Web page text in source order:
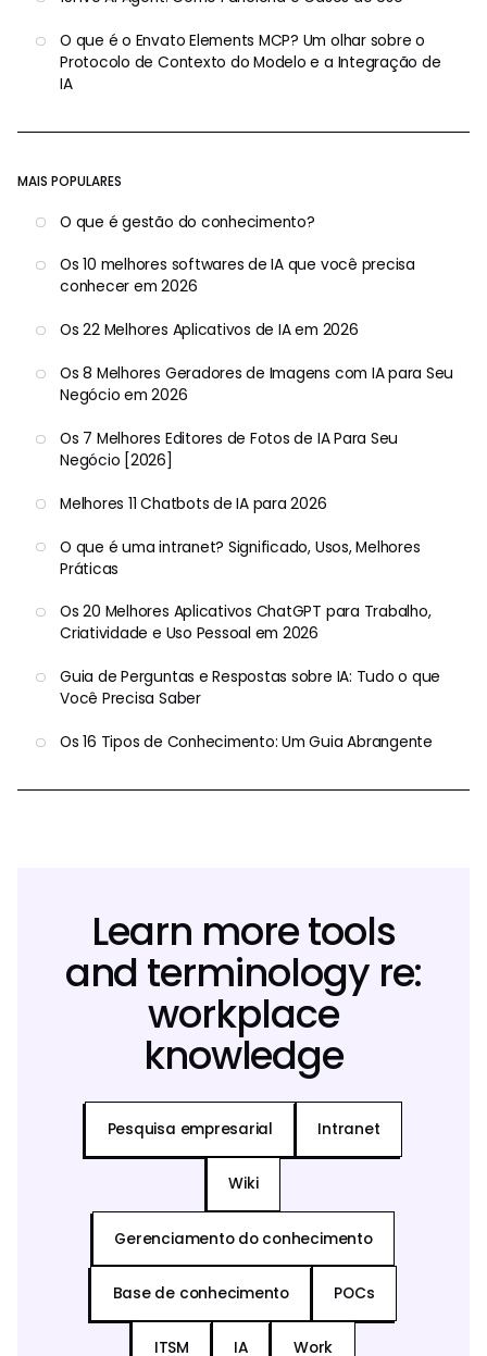
O que é o Envato Elements MCP? Um olhar sobre o
Protocolo de Contexto do Modelo e a Integração de
IA
MAIS POPULARES
O que é gestão do conhecimento?
Os 10 melhores softwares de IA que você precisa
conhecer em 2026
Os 22 Melhores Aplicativos de IA em 2026
Os 8 Melhores Geradores de Imagens com IA para Seu
Negócio em 2026
Os 7 Melhores Editores de Fotos de IA Para Seu
Negócio [2026]
Melhores 11 Chatbots de IA para 2026
O que é uma intranet? Significado, Usos, Melhores
Práticas
Os 20 Melhores Aplicativos ChatGPT para Trabalho,
Criatividade e Uso Pessoal em 2026
Guia de Perguntas e Respostas sobre IA: Tudo o que
Você Precisa Saber
Os 16 Tipos de Conhecimento: Um Guia Abrangente
Learn more tools
and terminology re:
workplace
knowledge
Pesquisa empresarial Intranet
Wiki
Gerenciamento do conhecimento
Base de conhecimento POCs
ITSM IA Work